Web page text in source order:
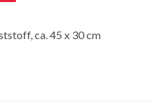
ca. 45 x 30 cm